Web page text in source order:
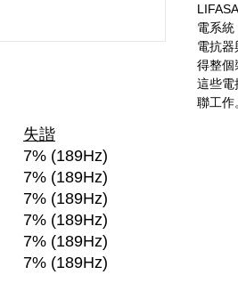
失諧
7% (189Hz)
7% (189Hz)
7% (189Hz)
7% (189Hz)
7% (189Hz)
7% (189Hz)
電系統
電抗
得整個
這些電
聯工作